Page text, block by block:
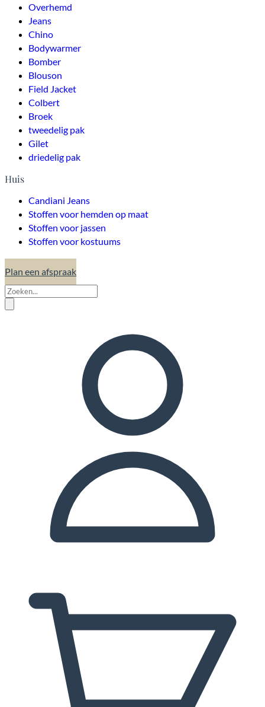
Overhemd
Jeans
Chino
Bodywarmer
Bomber
Blouson
Field Jacket
Colbert
Broek
tweedelig pak
Gilet
driedelig pak
Huis
Candiani Jeans
Stoffen voor hemden op maat
Stoffen voor jassen
Stoffen voor kostuums
Plan een afspraak